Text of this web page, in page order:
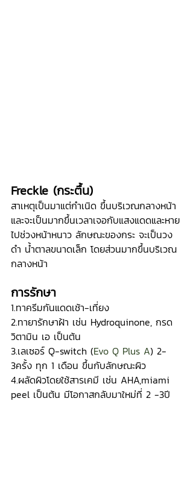
Freckle (กระตื้น)
สาเหตุเป็นมาแต่กำเนิด ขึ้นบริเวณกลางหน้า
และจะเป็นมากขึ้นเวลาเจอกับแสงแดดและหาย
ไปช่วงหน้าหนาว ลักษณะของกระ จะเป็นวง
ดำ น้ำตาลขนาดเล็ก โดยส่วนมากขึ้นบริเวณ
กลางหน้า
การรักษา
1.ทาครีมกันแดดเช้า-เที่ยง
2.ทายารักษาฝ้า เช่น Hydroquinone, กรด
วิตามิน เอ เป็นต้น
3.เลเซอร์ Q-switch (Evo Q Plus A) 2-
3ครั้ง ทุก 1 เดือน ขึ้นกับลักษณะผิว
4.ผลัดผิวโดยใช้สารเคมี เช่น AHA,miami
peel เป็นต้น มีโอกาสกลับมาใหม่ที่ 2 -3ปี